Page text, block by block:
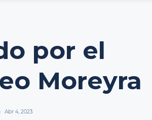
por el
Moreyra
Abr 4, 2023